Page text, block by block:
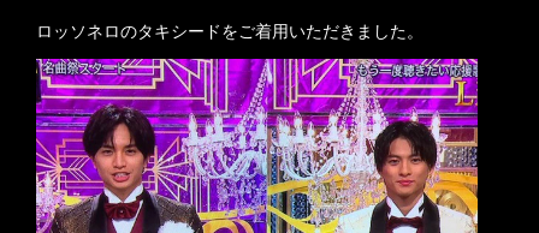
ロッソネロのタキシードをご着用いただきました。